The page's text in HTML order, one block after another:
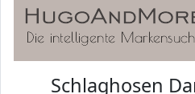
Schlaghosen